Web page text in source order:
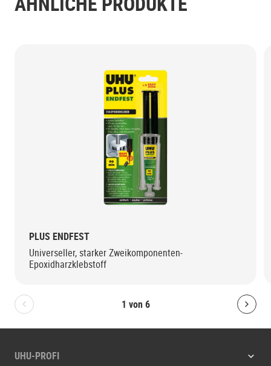
1 von 6
Bolton.General.PreviousSlide
PLUS ENDFEST
Universeller, starker Zweikomponenten-
Epoxidharzklebstoff
UHU-PROFI